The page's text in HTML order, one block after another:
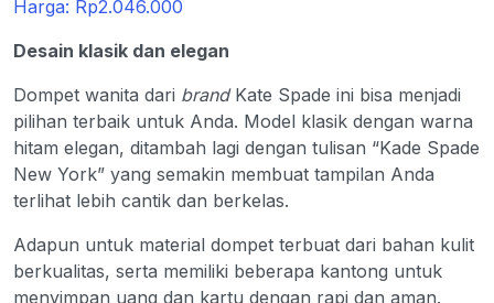
Harga: Rp2.046.000
Desain klasik dan elegan
Dompet wanita dari brandKate Spade ini bisa menjadi
pilihan terbaik untuk Anda. Model klasik dengan warna
hitam elegan, ditambah lagi dengan tulisan “Kade Spade
New York” yang semakin membuat tampilan Anda
terlihat lebih cantik dan berkelas.
Adapun untuk material dompet terbuat dari bahan kulit
berkualitas, serta memiliki beberapa kantong untuk
menyimpan uang dan kartu dengan rapi dan aman.